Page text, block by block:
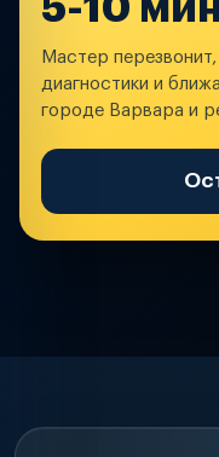
5-10
Мастер
диагностики и
городе Варвара и